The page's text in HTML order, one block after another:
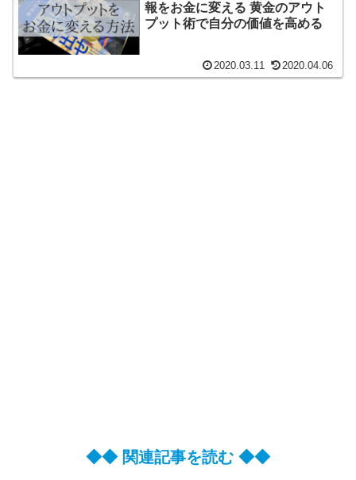
報をお金に変える 黄金のアウト
プット術で自分の価値を高める
2020.03.11 2020.04.06
◆◆ 関連記事を読む ◆◆